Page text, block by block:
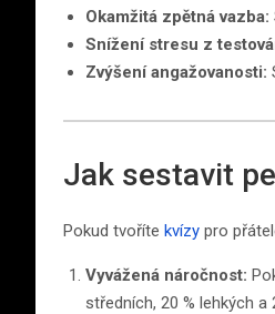
Okamžitá zpětná vazba:
Snížení stresu z
Zvýšení angažovanosti:
Jak sestavit
Pokud tvoříte kvízy pro
Vyvážená náročnost:
středních, 20 % lehkých